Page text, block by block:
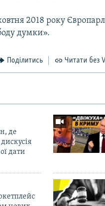
2018 року
думки».
Поділитись Читати без
де
дати